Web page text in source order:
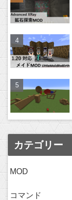
カテゴリー
MOD
コマンド